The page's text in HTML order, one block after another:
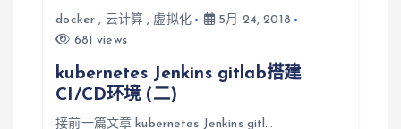
docker , 云计算, 虚拟化
5月 24, 2018
681 views
kubernetes Jenkins gitlab搭建
CI/CD环境 (二)
接前一篇文章 kubernetes Jenkins gitl…